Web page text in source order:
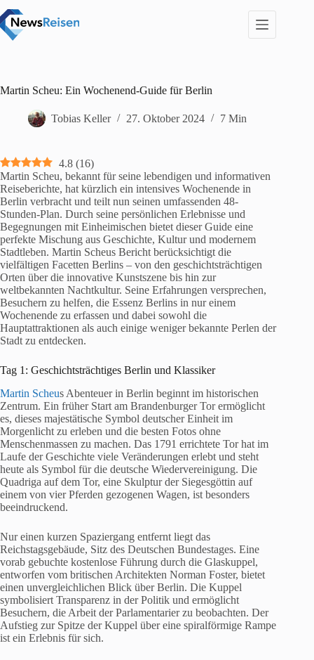
Inhalt
springen
Martin Scheu: Ein Wochenend-Guide für Berlin
Tobias Keller 27. Oktober 2024 7 Min
4.8 (16)
Martin Scheu, bekannt für seine lebendigen und informativen
Reiseberichte, hat kürzlich ein intensives Wochenende in
Berlin verbracht und teilt nun seinen umfassenden 48-
Stunden-Plan. Durch seine persönlichen Erlebnisse und
Begegnungen mit Einheimischen bietet dieser Guide eine
perfekte Mischung aus Geschichte, Kultur und modernem
Stadtleben. Martin Scheus Bericht berücksichtigt die
vielfältigen Facetten Berlins – von den geschichtsträchtigen
Orten über die innovative Kunstszene bis hin zur
weltbekannten Nachtkultur. Seine Erfahrungen versprechen,
Besuchern zu helfen, die Essenz Berlins in nur einem
Wochenende zu erfassen und dabei sowohl die
Hauptattraktionen als auch einige weniger bekannte Perlen der
Stadt zu entdecken.
Tag 1: Geschichtsträchtiges Berlin und Klassiker
Martin Scheus Abenteuer in Berlin beginnt im historischen
Zentrum. Ein früher Start am Brandenburger Tor ermöglicht
es, dieses majestätische Symbol deutscher Einheit im
Morgenlicht zu erleben und die besten Fotos ohne
Menschenmassen zu machen. Das 1791 errichtete Tor hat im
Laufe der Geschichte viele Veränderungen erlebt und steht
heute als Symbol für die deutsche Wiedervereinigung. Die
Quadriga auf dem Tor, eine Skulptur der Siegesgöttin auf
einem von vier Pferden gezogenen Wagen, ist besonders
beeindruckend.
Nur einen kurzen Spaziergang entfernt liegt das
Reichstagsgebäude, Sitz des Deutschen Bundestages. Eine
vorab gebuchte kostenlose Führung durch die Glaskuppel,
entworfen vom britischen Architekten Norman Foster, bietet
einen unvergleichlichen Blick über Berlin. Die Kuppel
symbolisiert Transparenz in der Politik und ermöglicht
Besuchern, die Arbeit der Parlamentarier zu beobachten. Der
Aufstieg zur Spitze der Kuppel über eine spiralförmige Rampe
ist ein Erlebnis für sich.